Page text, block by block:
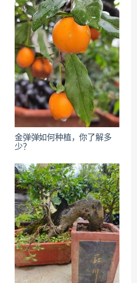
金弹弹如何种植，你了解多
少？